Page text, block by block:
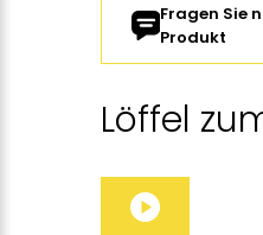
Fragen Sie
Produkt
Löffel